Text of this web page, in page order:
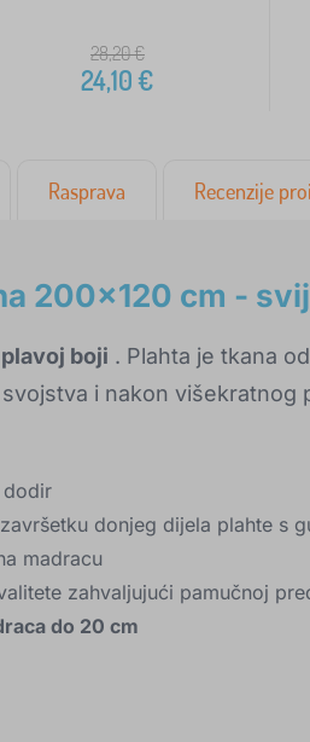
28,20€
24,10€
Rasprava Recenzije
200x120 cm -
boji . Plahta je tkana
i nakon višekratnog
dodir
donjeg dijela plahte s
madracu
zahvaljujući pamučnoj
do 20 cm